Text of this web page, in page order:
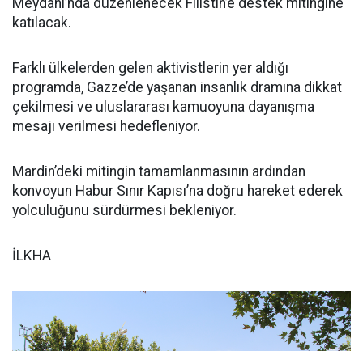
Meydanı’nda düzenlenecek Filistin’e destek mitingine
katılacak.
Farklı ülkelerden gelen aktivistlerin yer aldığı
programda, Gazze’de yaşanan insanlık dramına dikkat
çekilmesi ve uluslararası kamuoyuna dayanışma
mesajı verilmesi hedefleniyor.
Mardin’deki mitingin tamamlanmasının ardından
konvoyun Habur Sınır Kapısı’na doğru hareket ederek
yolculuğunu sürdürmesi bekleniyor.
İLKHA